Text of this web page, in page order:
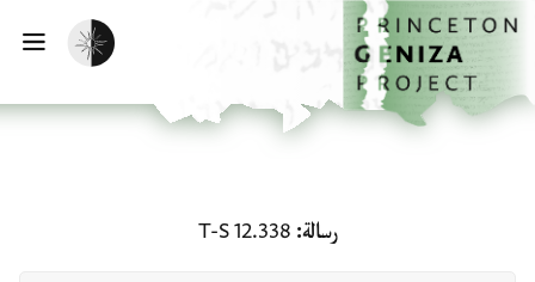
إلى المحتوى الرئيسي
الرئيسية
تفعيل الوضع المظلم
رسالة T-S 12.338